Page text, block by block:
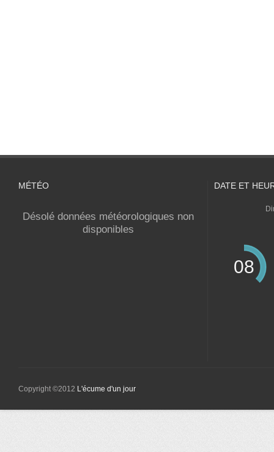
MÉTÉO
Désolé données météorologiques non
disponibles
DATE ET
08
Copyright ©2012 L'écume d'un jour